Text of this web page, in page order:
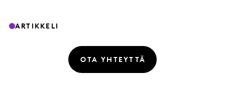
ARTIKKELI
OTA YHTEYTTÄ